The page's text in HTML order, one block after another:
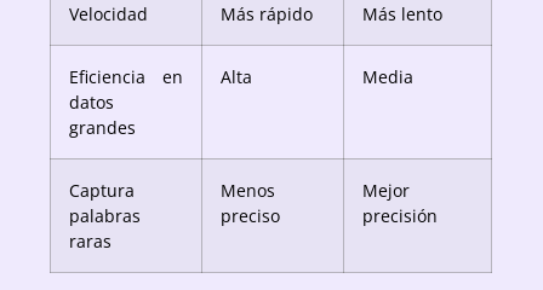
Velocidad Más rápido Más lento
Eficiencia en
datos
grandes
Alta Media
Captura
palabras
raras
Menos
preciso
Mejor
precisión